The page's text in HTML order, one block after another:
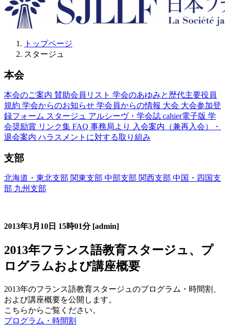
トップページ
スタージュ
本会
本会のご案内 賛助会員リスト 学会のあゆみと歴代主要役員
規約 学会からのお知らせ 学会員からの情報 大会 大会参加登
録フォーム スタージュ アルシーヴ・学会誌 cahier電子版 学
会奨励賞 リンク集 FAQ 事務局より
入会案内（兼再入会）・
退会案内 ハラスメントに対する取り組み
支部
北海道・東北支部 関東支部 中部支部 関西支部 中国・四国支
部 九州支部
2013年3月10日 15時01分 [admin]
2013年フランス語教育スタージュ、プ
ログラムおよび講座概要
2013年のフランス語教育スタージュのプログラム・時間割、
および講座概要を公開します。
こちらからご覧ください。
プログラム・時間割